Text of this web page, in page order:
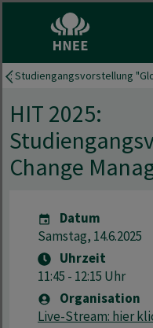
Studiengangsvorstellung
HIT 2025:
Change
Datum
Samstag, 14.6.2025
Uhrzeit
11:45 - 12:15 Uhr
Organisation
Live-Stream: hier